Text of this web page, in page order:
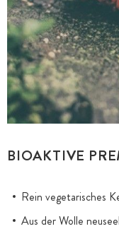
BIOAKTIVE
Rein vegetarisches
Aus der Wolle